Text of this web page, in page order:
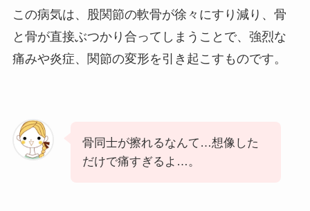
この病気は、股関節の軟骨が徐々にすり減り、骨
と骨が直接ぶつかり合ってしまうことで、強烈な
痛みや炎症、関節の変形を引き起こすものです。
骨同士が擦れるなんて…想像した
だけで痛すぎるよ…。